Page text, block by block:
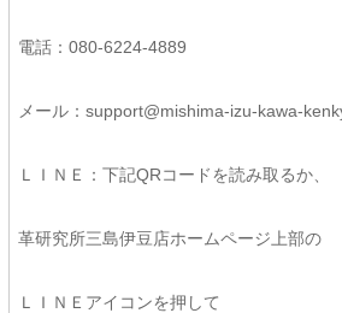
電話：080-6224-4889
メール：support@mishima-izu-kawa-
ＬＩＮＥ：下記QRコードを読み取るか、
革研究所三島伊豆店ホームページ上部の
ＬＩＮＥアイコンを押して